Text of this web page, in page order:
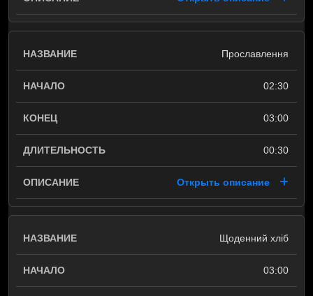
Прославлення
02:30
03:00
00:30
Открыть описание
Щоденний хліб
03:00